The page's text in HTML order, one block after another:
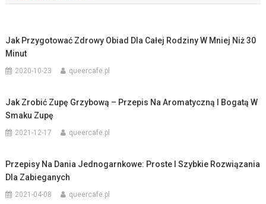
Jak Przygotować Zdrowy Obiad Dla Całej Rodziny W Mniej Niż 30
Minut
2020-10-23 queercafe.pl
Jak Zrobić Zupę Grzybową – Przepis Na Aromatyczną I Bogatą W
Smaku Zupę
2021-12-17 queercafe.pl
Przepisy Na Dania Jednogarnkowe: Proste I Szybkie Rozwiązania
Dla Zabieganych
2021-04-08 queercafe.pl